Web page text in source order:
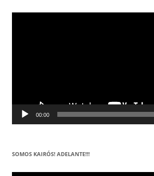
Reproductor
00:00
SOMOS KAIRÓS! ADELANTE!!!